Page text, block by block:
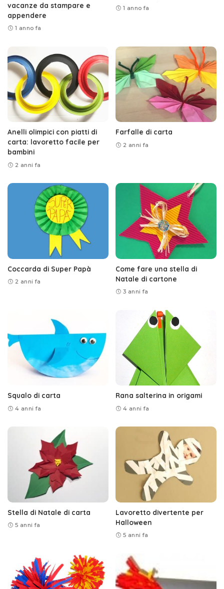
vacanze da stampare e
appendere
1 anno fa
1 anno fa
Anelli olimpici con piatti di
carta: lavoretto facile per
bambini
2 anni fa
Farfalle di carta
2 anni fa
Coccarda di Super Papà
2 anni fa
Come fare una stella di
Natale di cartone
3 anni fa
Squalo di carta
4 anni fa
Rana salterina in origami
4 anni fa
Stella di Natale di carta
5 anni fa
Lavoretto divertente per
Halloween
5 anni fa